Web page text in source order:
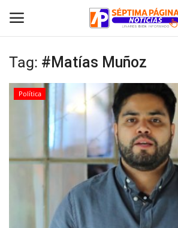
Inicio
Deporte
Tag: #Matías Muñoz
Política